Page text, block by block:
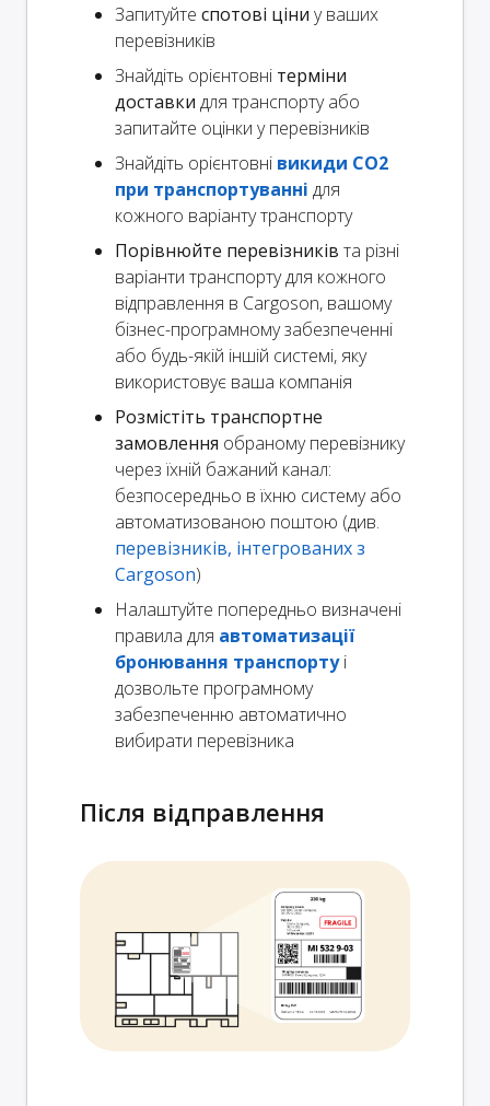
Запитуйте спотові ціни у ваших
перевізників
Знайдіть орієнтовні терміни
доставки для транспорту або
запитайте оцінки у перевізників
Знайдіть орієнтовні викиди CO2
при транспортуванні для
кожного варіанту транспорту
Порівнюйте перевізників та різні
варіанти транспорту для кожного
відправлення в Cargoson, вашому
бізнес-програмному забезпеченні
або будь-якій іншій системі, яку
використовує ваша компанія
Розмістіть транспортне
замовлення обраному перевізнику
через їхній бажаний канал:
безпосередньо в їхню систему або
автоматизованою поштою (див.
перевізників, інтегрованих з
Cargoson)
Налаштуйте попередньо визначені
правила для автоматизації
бронювання транспортуі
дозвольте програмному
забезпеченню автоматично
вибирати перевізника
Після відправлення